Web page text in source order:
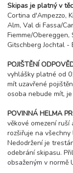
31
27.02. - 06.03.27
sobota - sobota
37
březen 2027
06.03. - 10.03.27
sobota - středa
20
06.03. - 11.03.27
sobota - čtvrtek
25
06.03. - 13.03.27
Skipas je platný v
Cortina d'Ampezzo,
Alm, Val di Fassa/
Fiemme/Obereggen,
Gitschberg Jochtal -
POJIŠTĚNÍ
vyhlášky platné od
mít uzavřené
osoba nebude mít,
POVINNÁ HELMA
věkové omezení
rozšiřuje na
Nedodržení je
odebrání skipasu.
obsaženým v normě